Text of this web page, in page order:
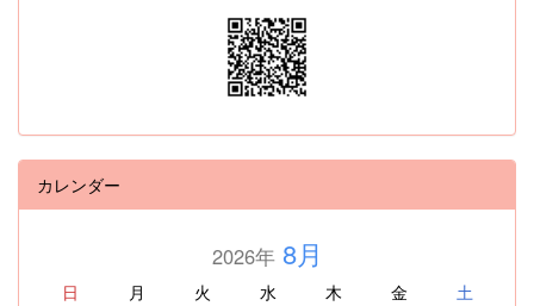
カレンダー
2026年8月
日 月 火 水 木 金 土